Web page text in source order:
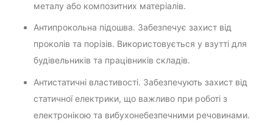
металу або композитних матеріалів.
Антипрокольна підошва. Забезпечує захист від
проколів та порізів. Використовується у взутті для
будівельників та працівників складів.
Антистатичні властивості. Забезпечують захист від
статичної електрики, що важливо при роботі з
електронікою та вибухонебезпечними речовинами.